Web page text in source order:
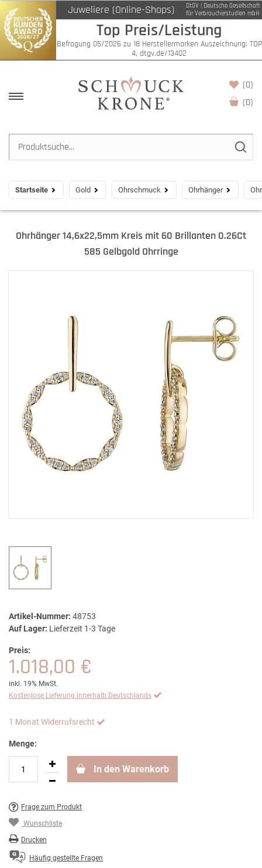
Juweliere (Online-Shops)
DtGV | Deutsche Gesellschaft
für Verbraucherstudien mbH
Top Preis/Leistung
Befragung 05/2026 zu 18 Herstellermarken Auszeichnung: TOP
4, dtgv.de/13402
(0)
(0)
Startseite Gold Ohrschmuck Ohrhänger
Ohrhänger 14,6x22,5mm Kreis mit 60 Brillanten 0.26Ct
585 Gelbgold Ohrringe
Artikel-Nummer: 48753
Auf Lager: Lieferzeit 1-3 Tage
Preis:
1.018,00 €
inkl. 19% MwSt.
Kostenlose Lieferung innerhalb Deutschlands
1 Monat Widerrufsrecht
Menge:
In den Warenkorb
Frage zum Produkt
Wunschliste
Drucken
Häufig gestellte Fragen